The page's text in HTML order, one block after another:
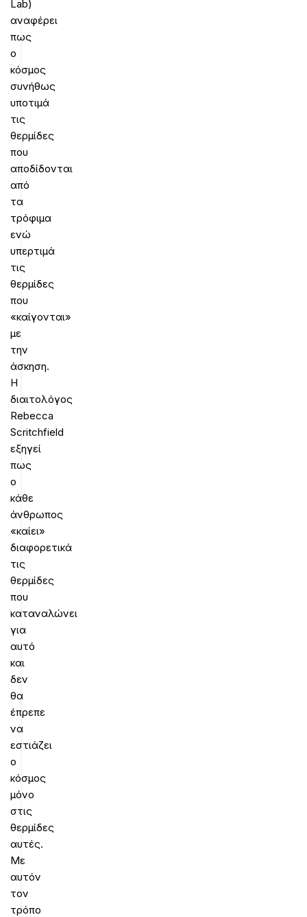
Lab)
αναφέρει
πως
ο
κόσμος
συνήθως
υποτιμά
τις
θερμίδες
που
αποδίδονται
από
τα
τρόφιμα
ενώ
υπερτιμά
τις
θερμίδες
που
«καίγονται»
με
την
άσκηση.
Η
διαιτολόγος
Rebecca
Scritchfield
εξηγεί
πως
ο
κάθε
άνθρωπος
«καίει»
διαφορετικά
τις
θερμίδες
που
καταναλώνει
για
αυτό
και
δεν
θα
έπρεπε
να
εστιάζει
ο
κόσμος
μόνο
στις
θερμίδες
αυτές.
Με
αυτόν
τον
τρόπο